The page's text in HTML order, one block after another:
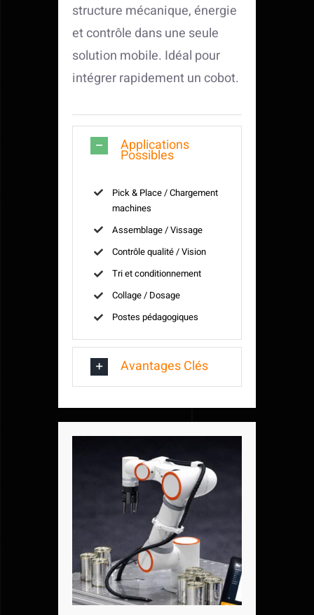
structure mécanique, énergie
et contrôle dans une seule
solution mobile. Idéal pour
intégrer rapidement un cobot.
Applications
Possibles
Pick & Place / Chargement
machines
Assemblage / Vissage
Contrôle qualité / Vision
Tri et conditionnement
Collage / Dosage
Postes pédagogiques
Avantages Clés